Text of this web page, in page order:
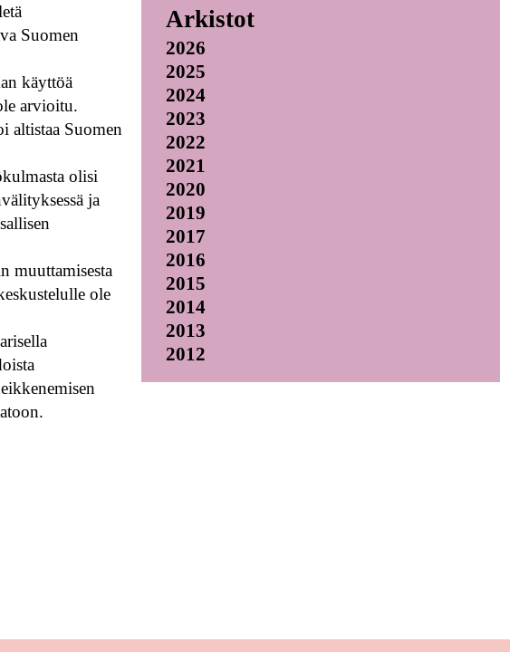
Suomen
käyttöä
arvioitu.
altistaa Suomen
olisi
ja
muuttamisesta
ole
Arkistot
2026
2025
2024
2023
2022
2021
2020
2019
2017
2016
2015
2014
2013
2012